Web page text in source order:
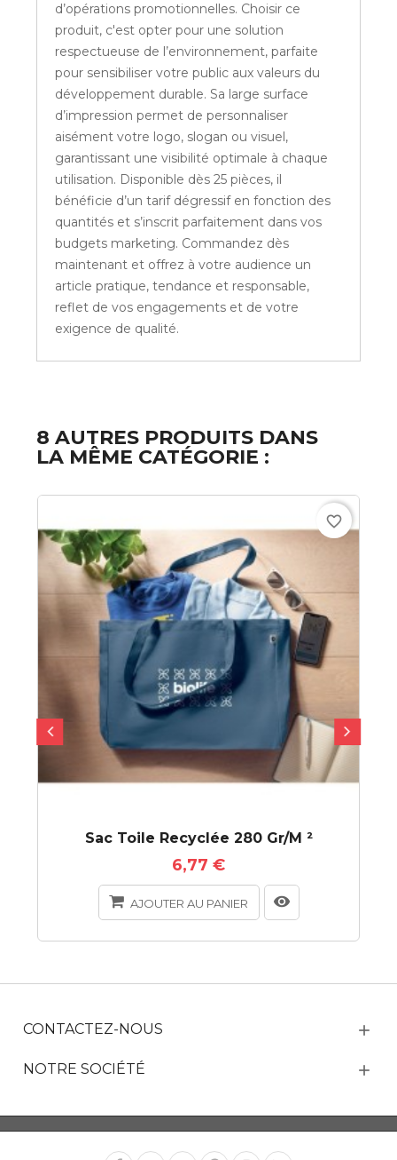
d’opérations promotionnelles. Choisir ce
produit, c'est opter pour une solution
respectueuse de l’environnement, parfaite
pour sensibiliser votre public aux valeurs du
développement durable. Sa large surface
d’impression permet de personnaliser
aisément votre logo, slogan ou visuel,
garantissant une visibilité optimale à chaque
utilisation. Disponible dès 25 pièces, il
bénéficie d’un tarif dégressif en fonction des
quantités et s’inscrit parfaitement dans vos
budgets marketing. Commandez dès
maintenant et offrez à votre audience un
article pratique, tendance et responsable,
reflet de vos engagements et de votre
exigence de qualité.
8 AUTRES PRODUITS DANS
LA MÊME CATÉGORIE :
Sac Toile Recyclée 280 Gr/m ²
6,77 €
AJOUTER AU PANIER
favorite_border
CONTACTEZ-NOUS
NOTRE SOCIÉTÉ